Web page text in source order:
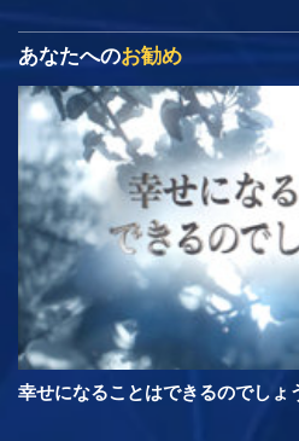
あなたへのお勧め
幸せになることはできるのでしょ